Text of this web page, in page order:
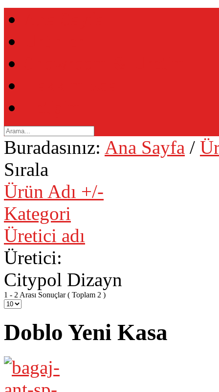
Buradasınız: Ana Sayfa /
Sırala
Ürün Adı +/-
Kategori
Üretici adı
Üretici:
Citypol Dizayn
1 - 2 Arası Sonuçlar ( Toplam 2 )
Doblo Yeni Kasa